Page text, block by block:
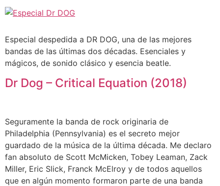
Especial despedida a DR DOG, una de las mejores
bandas de las últimas dos décadas. Esenciales y
mágicos, de sonido clásico y esencia beatle.
Dr Dog – Critical Equation (2018)
Seguramente la banda de rock originaria de
Philadelphia (Pennsylvania) es el secreto mejor
guardado de la música de la última década. Me declaro
fan absoluto de Scott McMicken, Tobey Leaman, Zack
Miller, Eric Slick, Franck McElroy y de todos aquellos
que en algún momento formaron parte de una banda